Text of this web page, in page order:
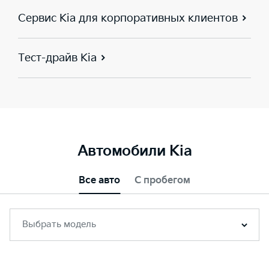
Сервис Kia для корпоративных клиентов
Тест-драйв Kia
Автомобили Kia
Все авто С пробегом
Выбрать модель